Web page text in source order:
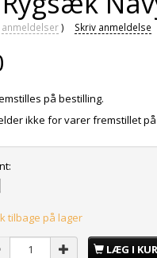
anmeldelser Skriv anmeldelse
på bestilling.
ikke for varer fremstillet på
tilbage på lager
LÆG I